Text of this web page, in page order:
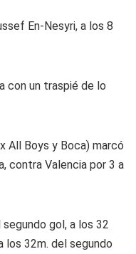
En-Nesyri, a los 8
con un traspié de lo
All Boys y Boca) marcó
contra Valencia por 3 a
gol, a los 32
los 32m. del segundo